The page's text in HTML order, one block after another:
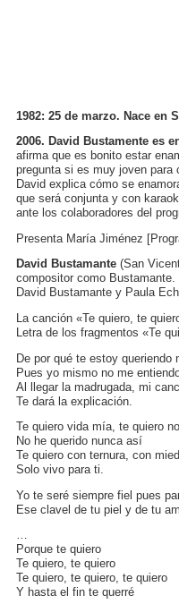
1982: 25 de marzo. Nace en
2006. David Bustamente es
afirma que es bonito estar
pregunta si es muy joven para
David explica cómo se
que será conjunta y con
ante los colaboradores del
Presenta María Jiménez
David Bustamante (San
compositor como
David Bustamante y Paula
La canción «Te quiero, te
Letra de los fragmentos «Te
De por qué te estoy queriendo
Pues yo mismo no me
Al llegar la madrugada, mi
Te dará la explicación.
Te quiero vida mía, te quiero
No he querido nunca así
Te quiero con ternura, con
Solo vivo para ti.
Yo te seré siempre fiel pues
Ese clavel de tu piel y de tu
…
Porque te quiero
Te quiero, te quiero
Te quiero, te quiero, te quiero
Y hasta el fin te querré